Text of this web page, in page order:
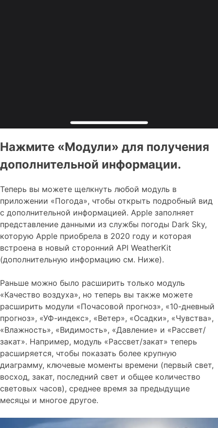
Нажмите «Модули» для получения
дополнительной информации.
Теперь вы можете щелкнуть любой модуль в
приложении «Погода», чтобы открыть подробный вид
с дополнительной информацией. Apple заполняет
представление данными из службы погоды Dark Sky,
которую Apple приобрела в 2020 году и которая
встроена в новый сторонний API WeatherKit
(дополнительную информацию см. Ниже).
Раньше можно было расширить только модуль
«Качество воздуха», но теперь вы также можете
расширить модули «Почасовой прогноз», «10-дневный
прогноз», «УФ-индекс», «Ветер», «Осадки», «Чувства»,
«Влажность», «Видимость», «Давление» и «Рассвет/
закат». Например, модуль «Рассвет/закат» теперь
расширяется, чтобы показать более крупную
диаграмму, ключевые моменты времени (первый свет,
восход, закат, последний свет и общее количество
световых часов), среднее время за предыдущие
месяцы и многое другое.